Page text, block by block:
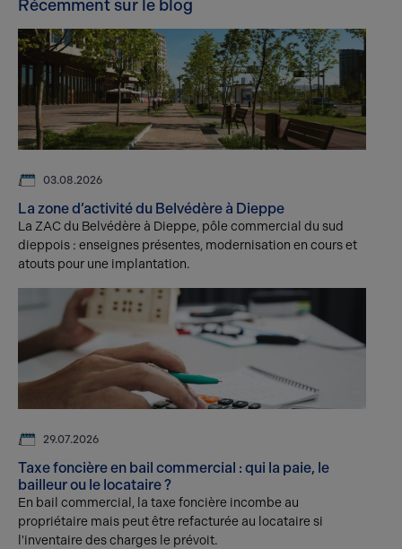
Récemment sur le blog
03.08.2026
La zone d’activité du Belvédère à Dieppe
La ZAC du Belvédère à Dieppe, pôle commercial du sud
dieppois : enseignes présentes, modernisation en cours et
atouts pour une implantation.
29.07.2026
Taxe foncière en bail commercial : qui la paie, le
bailleur ou le locataire ?
En bail commercial, la taxe foncière incombe au
propriétaire mais peut être refacturée au locataire si
l'inventaire des charges le prévoit.